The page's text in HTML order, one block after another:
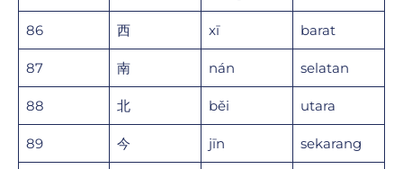
86 西 xī barat
87 南 nán selatan
88 北 běi utara
89 今 jīn sekarang